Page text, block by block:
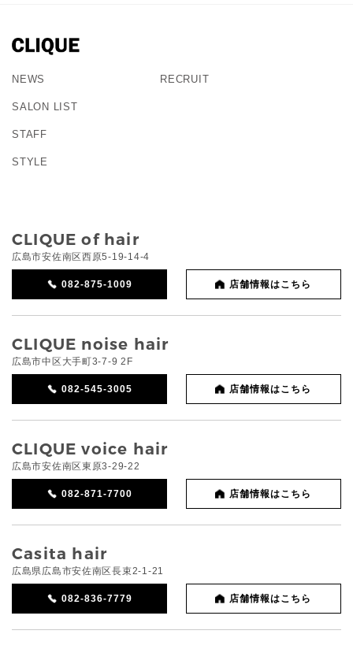
NEWS
SALON LIST
STAFF
STYLE
RECRUIT
CLIQUE of hair
広島市安佐南区西原5-19-14-4
082-875-1009 店舗情報はこちら
CLIQUE noise hair
広島市中区大手町3-7-9 2F
082-545-3005 店舗情報はこちら
CLIQUE voice hair
広島市安佐南区東原3-29-22
082-871-7700 店舗情報はこちら
Casita hair
広島県広島市安佐南区長束2-1-21
082-836-7779 店舗情報はこちら